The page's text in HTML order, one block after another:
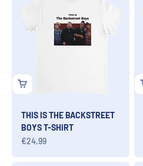
THIS IS THE BACKSTREET
BOYS T-SHIRT
Angebot
€24,99